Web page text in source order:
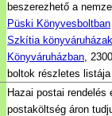
beszerezhető a
Püski Könyvesboltban
Szkítia
Könyváruházban,
boltok részletes
Hazai postai rendelés
postaköltség áron